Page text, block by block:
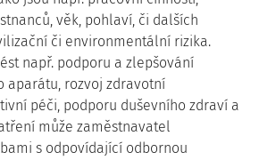
věk, pohlaví, či dalších
či environmentální rizika.
např. podporu a zlepšování
aparátu, rozvoj zdravotní
péči, podporu duševního zdraví a
může zaměstnavatel
s odpovídající odbornou